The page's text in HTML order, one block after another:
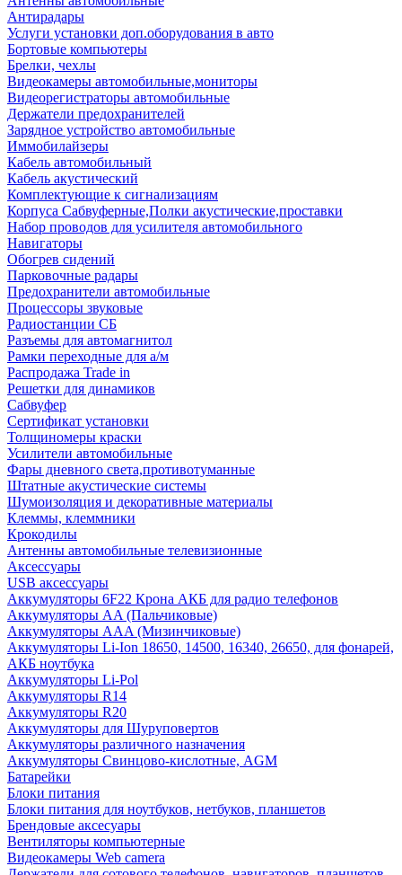
Антирадары
Услуги установки доп.оборудования в авто
Бортовые компьютеры
Брелки, чехлы
Видеокамеры автомобильные,мониторы
Видеорегистраторы автомобильные
Держатели предохранителей
Зарядное устройство автомобильные
Иммобилайзеры
Кабель автомобильный
Кабель акустический
Комплектующие к сигнализациям
Корпуса Сабвуферные,Полки акустические,проставки
Набор проводов для усилителя автомобильного
Навигаторы
Обогрев сидений
Парковочные радары
Предохранители автомобильные
Процессоры звуковые
Радиостанции СБ
Разъемы для автомагнитол
Рамки переходные для а/м
Распродажа Trade in
Решетки для динамиков
Сабвуфер
Сертификат установки
Толщиномеры краски
Усилители автомобильные
Фары дневного света,противотуманные
Штатные акустические системы
Шумоизоляция и декоративные материалы
Клеммы, клеммники
Крокодилы
Антенны автомобильные телевизионные
Аксессуары
USB аксессуары
Аккумуляторы 6F22 Крона АКБ для радио телефонов
Аккумуляторы AA (Пальчиковые)
Аккумуляторы AAA (Мизинчиковые)
Аккумуляторы Li-Ion 18650, 14500, 16340, 26650, для фонарей,
АКБ ноутбука
Аккумуляторы Li-Pol
Аккумуляторы R14
Аккумуляторы R20
Аккумуляторы для Шуруповертов
Аккумуляторы различного назначения
Аккумуляторы Свинцово-кислотные, AGM
Батарейки
Блоки питания
Блоки питания для ноутбуков, нетбуков, планшетов
Брендовые аксесуары
Вентиляторы компьютерные
Видеокамеры Web camera